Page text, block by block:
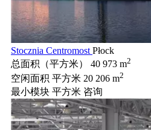
Stocznia Centromost Płock
总面积（平方米）
40 973 m2
空闲面积 平方米 20 206 m2
最小模块 平方米 咨询